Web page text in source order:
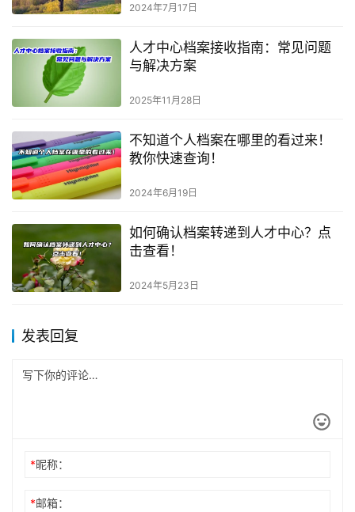
2024年7月17日
人才中心档案接收指南：常见问题
与解决方案
2025年11月28日
不知道个人档案在哪里的看过来！
教你快速查询！
2024年6月19日
如何确认档案转递到人才中心？点
击查看！
2024年5月23日
发表回复
*昵称：
*邮箱：